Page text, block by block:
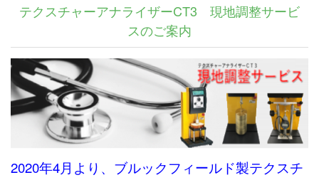
テクスチャーアナライザーCT3 現地調整サービ
スのご案内
2020年4月より、ブルックフィールド製テクスチ